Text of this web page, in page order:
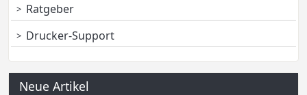
Ratgeber
Drucker-Support
Neue Artikel